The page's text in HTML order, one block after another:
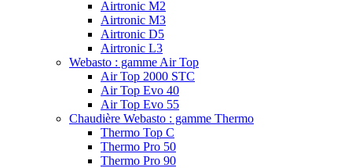
Airtronic M2
Airtronic M3
Airtronic D5
Airtronic L3
Webasto : gamme Air Top
Air Top 2000 STC
Air Top Evo 40
Air Top Evo 55
Chaudière Webasto : gamme Thermo
Thermo Top C
Thermo Pro 50
Thermo Pro 90